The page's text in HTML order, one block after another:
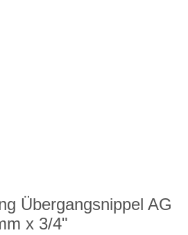
Übergangsnippel AG
x 3/4"